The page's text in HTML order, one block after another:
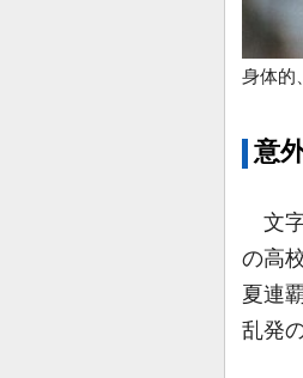
身体的
意
文
の高
夏連
乱発